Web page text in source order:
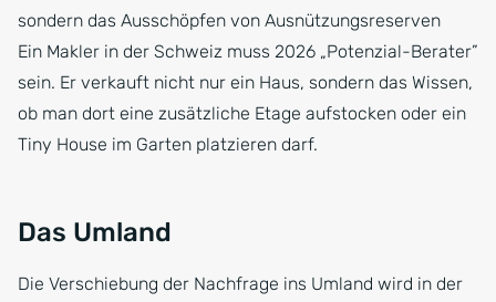
sondern das Ausschöpfen von Ausnützungsreserven
Ein Makler in der Schweiz muss 2026 „Potenzial-Berater”
sein. Er verkauft nicht nur ein Haus, sondern das Wissen,
ob man dort eine zusätzliche Etage aufstocken oder ein
Tiny House im Garten platzieren darf.
Das Umland
Die Verschiebung der Nachfrage ins Umland wird in der